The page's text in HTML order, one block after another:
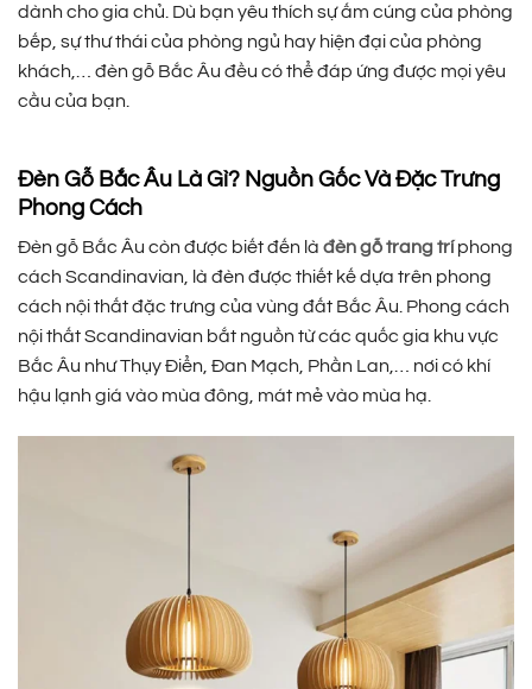
dành cho gia chủ. Dù bạn yêu thích sự ấm cúng của phòng
bếp, sự thư thái của phòng ngủ hay hiện đại của phòng
khách,… đèn gỗ Bắc Âu đều có thể đáp ứng được mọi yêu
cầu của bạn.
Đèn Gỗ Bắc Âu Là Gì? Nguồn Gốc Và Đặc Trưng
Phong Cách
Đèn gỗ Bắc Âu còn được biết đến là đèn gỗ trang tríphong
cách Scandinavian, là đèn được thiết kế dựa trên phong
cách nội thất đặc trưng của vùng đất Bắc Âu. Phong cách
nội thất Scandinavian bắt nguồn từ các quốc gia khu vực
Bắc Âu như Thụy Điển, Đan Mạch, Phần Lan,… nơi có khí
hậu lạnh giá vào mùa đông, mát mẻ vào mùa hạ.